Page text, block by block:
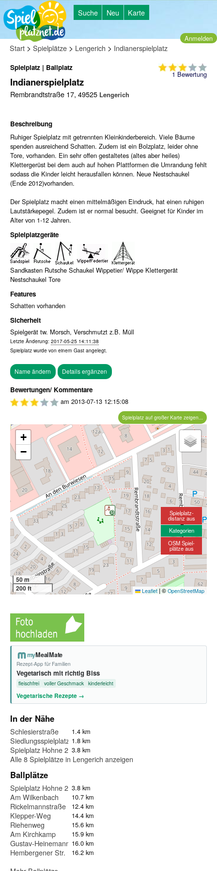
Suche Neu Karte
Anmelden
Start > Spielplätze > Lengerich > Indianerspielplatz
1Bewertung
Spielplatz | Ballplatz
Indianerspielplatz
Rembrandtstraße 17, 49525 Lengerich
Beschreibung
Ruhiger Spielplatz mit getrennten Kleinkinderbereich. Viele Bäume
spenden ausreichend Schatten. Zudem ist ein Bolzplatz, leider ohne
Tore, vorhanden. Ein sehr offen gestaltetes (altes aber heiles)
Klettergerüst bei dem auch auf hohen Plattformen die Umrandung fehlt
sodass die Kinder leicht herausfallen können. Neue Nestschaukel
(Ende 2012)vorhanden.
Der Spielplatz macht einen mittelmäßigen Eindruck, hat einen ruhigen
Lautstärkepegel. Zudem ist er normal besucht. Geeignet für Kinder im
Alter von 1-12 Jahren.
Spielplatzgeräte
Sandkasten Rutsche Schaukel Wippetier/ Wippe Klettergerät
Nestschaukel Tore
Features
Schatten vorhanden
Sicherheit
Spielgerät tw. Morsch, Verschmutzt z.B. Müll
Letzte Änderung: 2017-05-25 14:11:38
Spielplatz wurde von einem Gast angelegt.
Bewertungen/ Kommentare
am 2013-07-13 12:15:08
Spielplatz auf großer Karte zeigen...
+
−
50 m
200 ft
Leaflet |© OpenStreetMap
Spielplatz-
distanz aus
Kategorien
OSM Spiel-
plätze aus
myMealMate
Rezept-App für Familien
Vegetarisch mit richtig Biss
fleischfrei voller Geschmack kinderleicht
Vegetarische Rezepte →
In der Nähe
Schlesierstraße 1.4 km
Siedlungsspielplatz 1.8 km
Spielplatz Hohne 2 3.8 km
Alle 8 Spielplätze in Lengerich anzeigen
Ballplätze
Spielplatz Hohne 2 3.8 km
Am Wilkenbach 10.7 km
Rickelmannstraße 12.4 km
Klepper-Weg 14.4 km
Riehenweg 15.6 km
Am Kirchkamp 15.9 km
Gustav-Heinemann-Platz
16.0 km
Hembergener Str. 16.2 km